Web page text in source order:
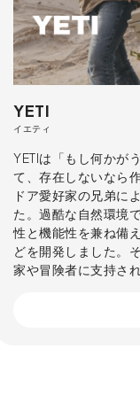
YETI
イエティ
YETIは「もし何かが
て、存在しないなら
ドア愛好家の兄弟に
た。過酷な自然環境
性と機能性を兼ね備
どを開発しました。
家や冒険者に支持さ